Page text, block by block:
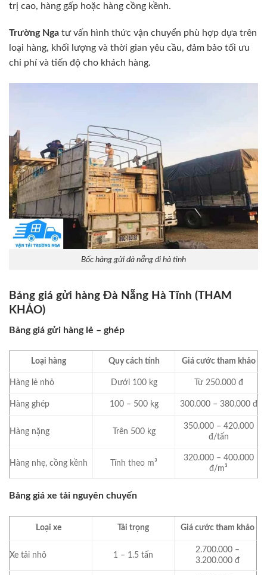
trị cao, hàng gấp hoặc hàng cồng kềnh.
Trường Nga tư vấn hình thức vận chuyển phù hợp dựa trên
loại hàng, khối lượng và thời gian yêu cầu, đảm bảo tối ưu
chi phí và tiến độ cho khách hàng.
Bốc hàng gửi đà nẵng đi hà tĩnh
Bảng giá gửi hàng Đà Nẵng Hà Tĩnh (THAM
KHẢO)
Bảng giá gửi hàng lẻ – ghép
Loại hàng Quy cách tính Giá cước tham khảo
Hàng lẻ nhỏ Dưới 100 kg Từ 250.000 đ
Hàng ghép 100 – 500 kg 300.000 – 380.000 đ
Hàng nặng Trên 500 kg
350.000 – 420.000
đ/tấn
Hàng nhẹ, cồng kềnh Tính theo m³
320.000 – 400.000
đ/m³
Bảng giá xe tải nguyên chuyến
Loại xe Tải trọng Giá cước tham khảo
Xe tải nhỏ 1 – 1.5 tấn
2.700.000 –
3.200.000 đ